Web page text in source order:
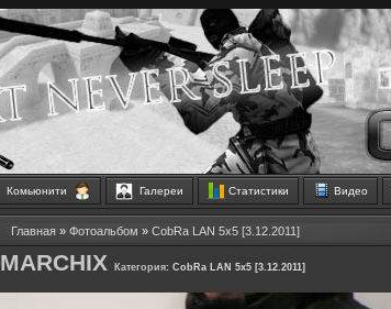
Комьюнити Галереи Статистики Видео
Главная» Фотоальбом » CobRa LAN 5x5 [3.12.2011]
MARCHIX Категория: CobRa LAN 5x5 [3.12.2011]